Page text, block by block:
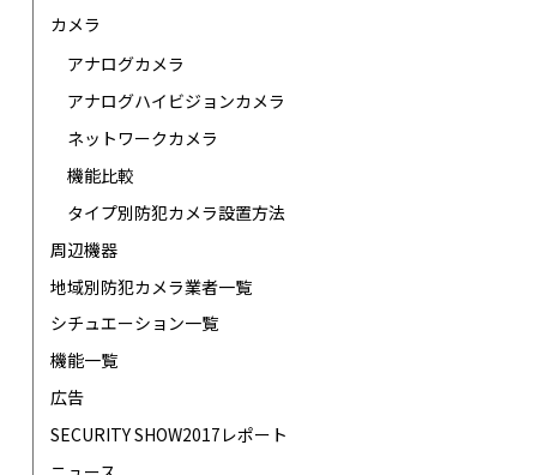
カメラ
アナログカメラ
アナログハイビジョンカメラ
ネットワークカメラ
機能比較
タイプ別防犯カメラ設置方法
周辺機器
地域別防犯カメラ業者一覧
シチュエーション一覧
機能一覧
広告
SECURITY SHOW2017レポート